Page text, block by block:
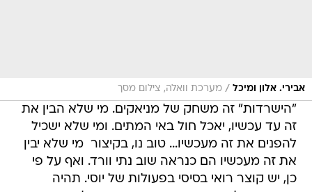
אבירי. אלון ומיכל / מערכת וואלה, צילום מסך
"הישרדות" זה משחק של מניאקים. מי שלא הבין את
זה עד עכשיו, יאכל חול באי המתים. ומי שלא ישכיל
להפנים את זה מעכשיו... טוב נו, בקיצור  מי שלא יבין
את זה מעכשיו הם כנראה שוב נתי וורד. ואף על פי
כן, יש קוצר רואי בסיסי בפעולות של יוסי. תהיה